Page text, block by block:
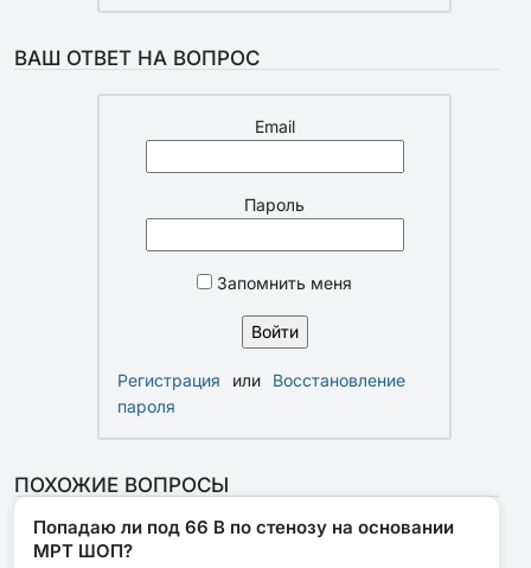
ВАШ ОТВЕТ НА ВОПРОС
Email
Пароль
Запомнить меня
Регистрация или
Восстановление
пароля
ПОХОЖИЕ ВОПРОСЫ
Попадаю ли под 66 В по стенозу на основании
МРТ ШОП?